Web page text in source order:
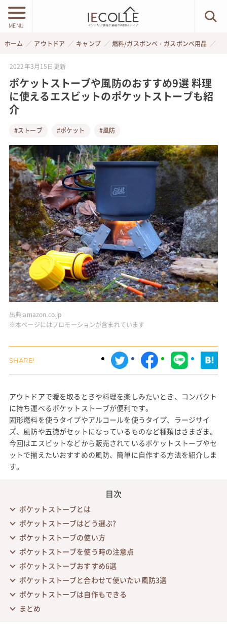
MENU
ホーム アウトドア キャンプ 燃料/ガスボンベ・ガスボンベ用品
2022年3月15日 更新
ポケットストーブや風防のおすすめ9選 料理
に使えるエスビットのポケットストーブも紹
介
#ストーブ #ポケット #風防
出典:amazon.co.jp
※本ページにはプロモーションが含まれています
アウトドアで暖を取るときや料理を楽しみたいとき、コンパクト
に持ち運べるポケットストーブが便利です。
固形燃料を使うタイプやアルコールを使うタイプ、ラージサイ
ズ、風防や五徳がセットになっているものなど種類はさまざま。
今回はエスビットなどから販売されているポケットストーブやセ
ットで揃えたいおすすめの風防、簡単に自作する方法を紹介しま
す。
目次
ポケットストーブとは
ポケットストーブはどう選ぶ?
ポケットストーブの使い方
ポケットストーブを使う時の注意点
ポケットストーブおすすめ6選
ポケットストーブと合わせて使いたい風防3選
ポケットストーブは自作もできる
まとめ